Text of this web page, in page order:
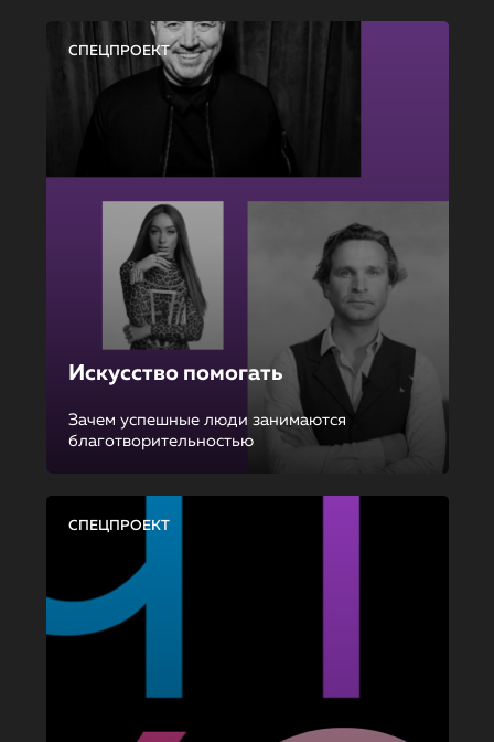
СПЕЦПРОЕКТ
Искусство помогать
Зачем успешные люди занимаются
благотворительностью
СПЕЦПРОЕКТ